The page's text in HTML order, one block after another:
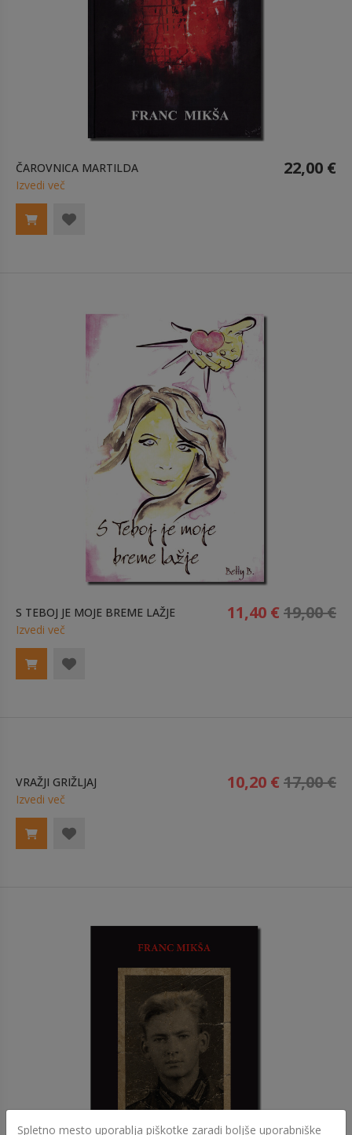
ČAROVNICA MARTILDA 22,00 €
Izvedi več
S TEBOJ JE MOJE BREME LAŽJE 11,40 € 19,00 €
Izvedi več
VRAŽJI GRIŽLJAJ 10,20 € 17,00 €
Izvedi več
Spletno mesto uporablja piškotke zaradi boljše uporabniške